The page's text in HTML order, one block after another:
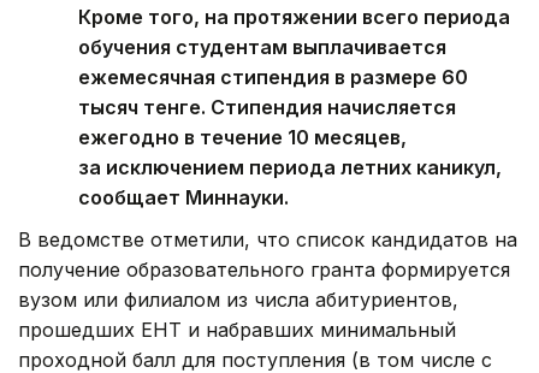
Кроме того, на протяжении всего периода
обучения студентам выплачивается
ежемесячная стипендия в размере 60
тысяч тенге. Стипендия начисляется
ежегодно в течение 10 месяцев,
за исключением периода летних каникул,
сообщает Миннауки.
В ведомстве отметили, что список кандидатов на
получение образовательного гранта формируется
вузом или филиалом из числа абитуриентов,
прошедших ЕНТ и набравших минимальный
проходной балл для поступления (в том числе с